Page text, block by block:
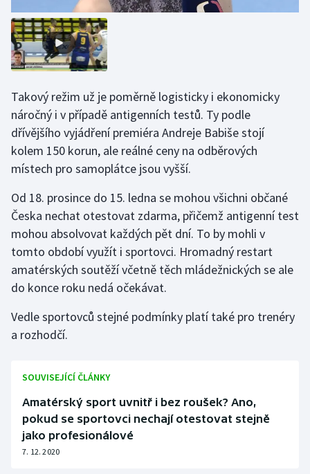
Rychlobruslení
Rychlostní kanoistika
Short track
Sportovní střelba
Stolní tenis
Triatlon
Veslování
Vodní slalom
Volejbal
Ostatní
Takový režim už je poměrně logisticky i ekonomicky
náročný i v případě antigenních testů. Ty podle
dřívějšího vyjádření premiéra Andreje Babiše stojí
kolem 150 korun, ale reálné ceny na odběrových
místech pro samoplátce jsou vyšší.
Od 18. prosince do 15. ledna se mohou všichni občané
Česka nechat otestovat zdarma, přičemž antigenní test
mohou absolvovat každých pět dní. To by mohli v
tomto období využít i sportovci. Hromadný restart
amatérských soutěží včetně těch mládežnických se ale
do konce roku nedá očekávat.
Vedle sportovců stejné podmínky platí také pro trenéry
a rozhodčí.
SOUVISEJÍCÍ ČLÁNKY
Amatérský sport uvnitř i bez roušek? Ano,
pokud se sportovci nechají otestovat stejně
jako profesionálové
7. 12. 2020